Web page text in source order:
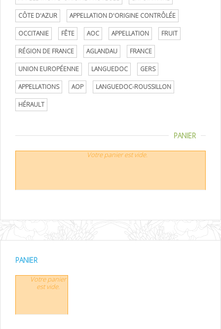
CÔTE D'AZUR APPELLATION D'ORIGINE CONTRÔLÉE
OCCITANIE FÊTE AOC APPELLATION FRUIT
RÉGION DE FRANCE AGLANDAU FRANCE
UNION EUROPÉENNE LANGUEDOC GERS
APPELLATIONS AOP LANGUEDOC-ROUSSILLON
HÉRAULT
PANIER
Votre panier est vide.
PANIER
Votre panier
est vide.